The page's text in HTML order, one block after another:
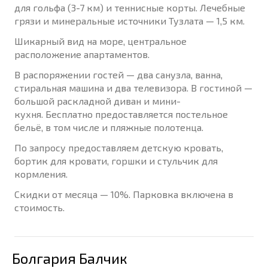
для гольфа (3-7 км) и теннисные корты. Лечебные
грязи и минеральные источники Тузлата — 1,5 км.
Шикарный вид на море, центральное
расположение апартаментов.
В распоряжении гостей — два санузла, ванна,
стиральная машина и два телевизора. В гостиной —
большой раскладной диван и мини-
кухня. Бесплатно предоставляется постельное
бельё, в том числе и пляжные полотенца.
По запросу предоставляем детскую кровать,
бортик для кровати, горшки и стульчик для
кормления.
Скидки от месяца — 10%. Парковка включена в
стоимость.
Болгария Балчик